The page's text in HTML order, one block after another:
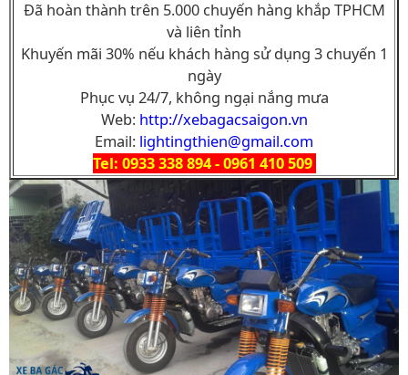
Đã hoàn thành trên 5.000 chuyến hàng khắp TPHCM
và liên tỉnh
Khuyến mãi 30% nếu khách hàng sử dụng 3 chuyến 1
ngày
Phục vụ 24/7, không ngại nắng mưa
Web: http://xebagacsaigon.vn
Email: lightingthien@gmail.com
Tel: 0933 338 894 - 0961 410 509